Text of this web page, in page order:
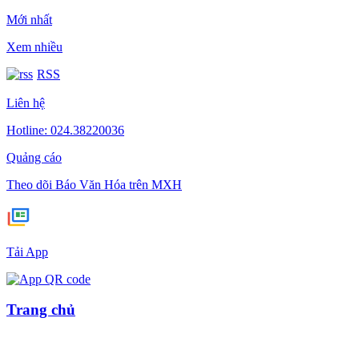
Mới nhất
Xem nhiều
RSS
Liên hệ
Hotline: 024.38220036
Quảng cáo
Theo dõi Báo Văn Hóa trên MXH
Tải App
Trang chủ